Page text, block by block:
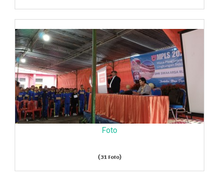
Foto
(31 Foto)